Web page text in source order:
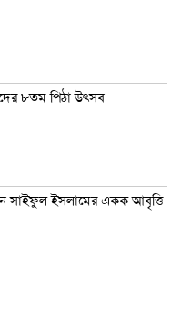
৮তম পিঠা উৎসব
সাইফুল ইসলামের একক আবৃত্তি